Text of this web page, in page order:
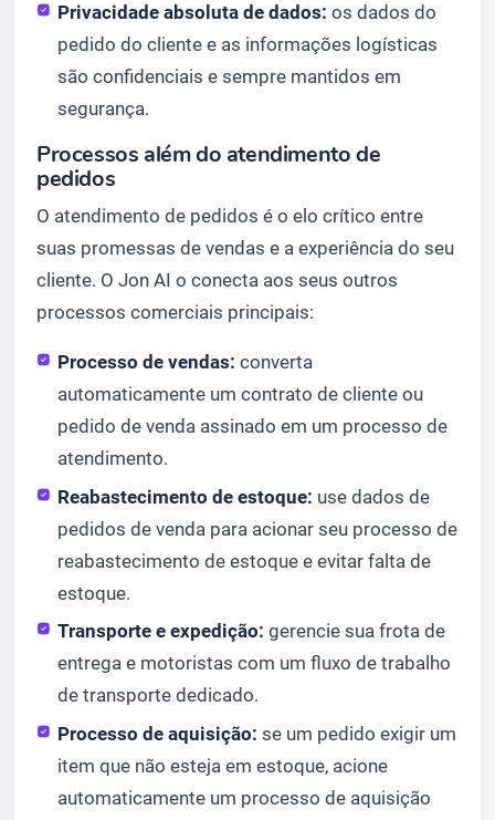
Privacidade absoluta de dados: os dados do
pedido do cliente e as informações logísticas
são confidenciais e sempre mantidos em
segurança.
Processos além do atendimento de
pedidos
O atendimento de pedidos é o elo crítico entre
suas promessas de vendas e a experiência do seu
cliente. O Jon AI o conecta aos seus outros
processos comerciais principais:
Processo de vendas: converta
automaticamente um contrato de cliente ou
pedido de venda assinado em um processo de
atendimento.
Reabastecimento de estoque: use dados de
pedidos de venda para acionar seu processo de
reabastecimento de estoque e evitar falta de
estoque.
Transporte e expedição: gerencie sua frota de
entrega e motoristas com um fluxo de trabalho
de transporte dedicado.
Processo de aquisição: se um pedido exigir um
item que não esteja em estoque, acione
automaticamente um processo de aquisição